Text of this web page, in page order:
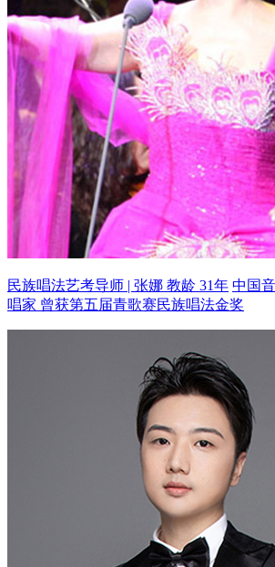
民族唱法艺考导师 | 张娜 教龄 31年 中国
唱家 曾获第五届青歌赛民族唱法金奖